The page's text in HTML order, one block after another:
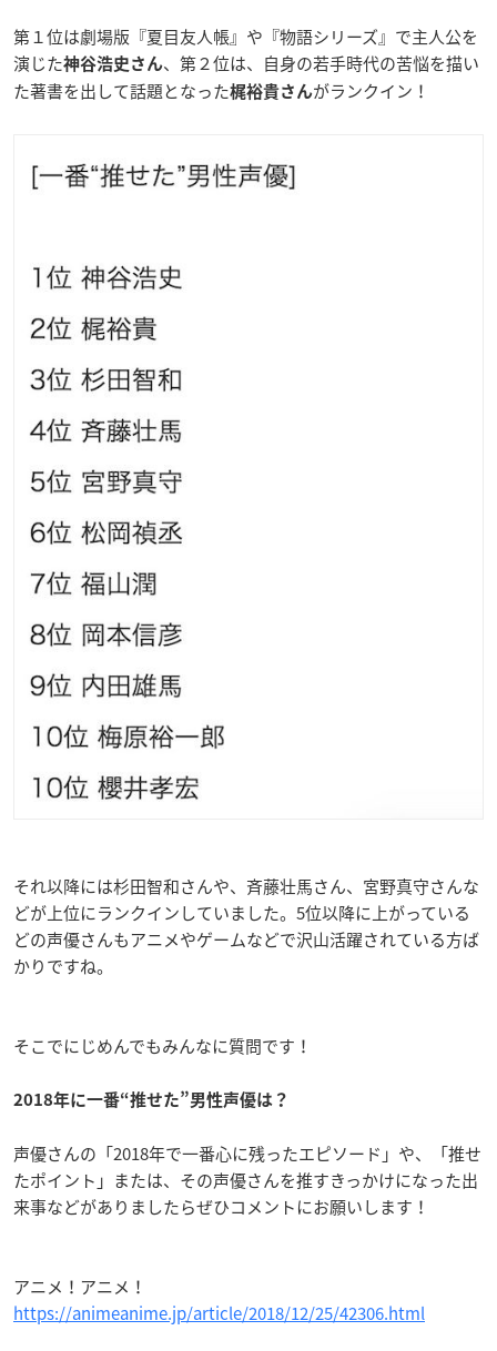
第１位は劇場版『夏目友人帳』や『物語シリーズ』で主人公を
演じた神谷浩史さん、第２位は、自身の若手時代の苦悩を描い
た著書を出して話題となった梶裕貴さんがランクイン！
それ以降には杉田智和さんや、斉藤壮馬さん、宮野真守さんな
どが上位にランクインしていました。5位以降に上がっている
どの声優さんもアニメやゲームなどで沢山活躍されている方ば
かりですね。
そこでにじめんでもみんなに質問です！
2018年に一番“推せた”男性声優は？
声優さんの「2018年で一番心に残ったエピソード」や、「推せ
たポイント」または、その声優さんを推すきっかけになった出
来事などがありましたらぜひコメントにお願いします！
アニメ！アニメ！
https://animeanime.jp/article/2018/12/25/42306.html